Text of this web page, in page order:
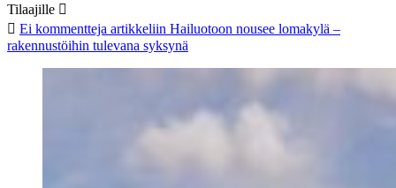
Tilaajille
Ei kommentteja artikkeliin Hailuotoon nousee lomakylä –
rakennustöihin tulevana syksynä